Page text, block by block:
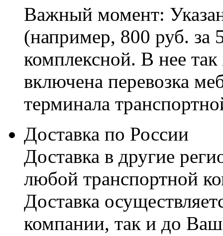
Важный момент:
(например, 800 руб. за
комплексной. В нее
включена перевозка
терминала
Доставка по России
Доставка в другие
любой транспортной
Доставка
компании, так и до